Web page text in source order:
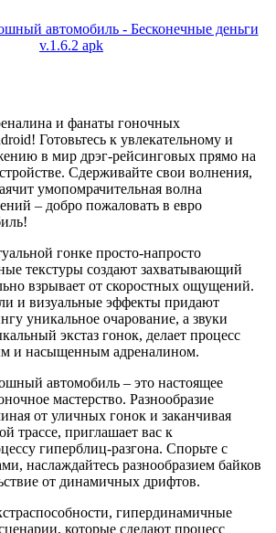
автомобиль - Бесконечные деньги
v.1.6.2 apk
и фанаты гоночных
Готовьтесь к увлекательному и
в мир дрэг-рейсинговых прямо на
Сдерживайте свои волнения,
умопомрачительная волна
– добро пожаловать в евро
гонке просто-напросто
текстуры создают захватывающий
взрывает от скоростных ощущений.
и визуальные эффекты придают
уникальное очарование, а звуки
экстаз гонок, делает процесс
и насыщенным адреналином.
автомобиль – это настоящее
мастерство. Разнообразие
от уличных гонок и заканчивая
трассе, приглашает вас к
гиперблиц-разгона. Спорьте с
наслаждайтесь разнообразием байков
от динамичных дрифтов.
гипердинамичные
которые сделают процесс